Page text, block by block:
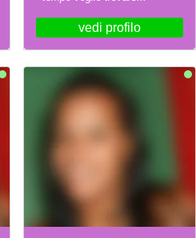
vedi profilo